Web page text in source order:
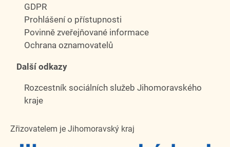
GDPR
Prohlášení o přístupnosti
Povinně zveřejňované informace
Ochrana oznamovatelů
Další odkazy
Rozcestník sociálních služeb Jihomoravského
kraje
Zřizovatelem je Jihomoravský kraj